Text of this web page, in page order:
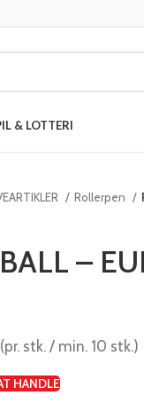
& LOTTERI
Rollerpen
–
stk. / min. 10 stk.)
HANDLE